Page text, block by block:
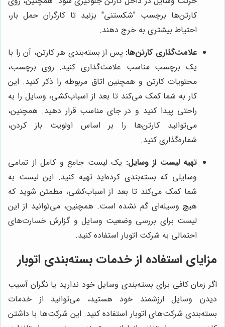
کارتن‌ها برچسب "شکستنی" بزنید تا کارگران حمل بار،
احتیاط بیشتری به خرج دهند.
علامت‌گذاری کارتن‌ها: پس از بسته‌بندی هر کارتن، آن را با
یک برچسب مناسب علامت‌گذاری کنید. روی برچسب،
محتویات کارتن و همچنین اتاق مربوطه را ذکر کنید. این
کار به شما کمک می‌کند تا بعد از اسباب‌کشی، وسایل را به
راحتی پیدا کنید و در جای مناسب قرار دهید. همچنین،
می‌توانید کارتن‌ها را بر اساس اولویت باز کردن،
شماره‌گذاری کنید.
تهیه لیست از وسایل: یک لیست جامع و کامل از تمامی
وسایلی که بسته‌بندی کرده‌اید تهیه کنید. این لیست به
شما کمک می‌کند تا بعد از اسباب‌کشی، مطمئن شوید که
هیچ وسیله‌ای گم نشده است. همچنین، می‌توانید از این
لیست برای بررسی وضعیت وسایل و گزارش خسارت‌های
احتمالی به شرکت اتوبار استفاده کنید.
مزایای استفاده از خدمات بسته‌بندی اتوبار
اگر زمان کافی برای بسته‌بندی وسایل خود ندارید یا نگران آسیب
دیدن وسایل ارزشمند خود هستید، می‌توانید از خدمات
بسته‌بندی شرکت‌های اتوبار استفاده کنید. این شرکت‌ها با داشتن